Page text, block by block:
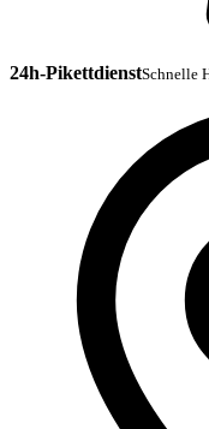
24h-PikettdienstSchnelle